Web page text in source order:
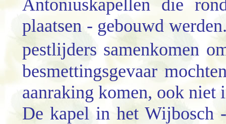
Antoniuskapellen die
plaatsen - gebouwd
pestlijders samenkomen
besmettingsgevaar
aanraking komen, ook niet
De kapel in het